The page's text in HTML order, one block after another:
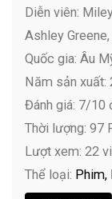
Diễn viên:
Ashley
Quốc gia: Âu
Năm sản xuất:
Đánh giá: 7/10
Thời lượng: 97
Lượt xem: 22
Thể loại: Phim